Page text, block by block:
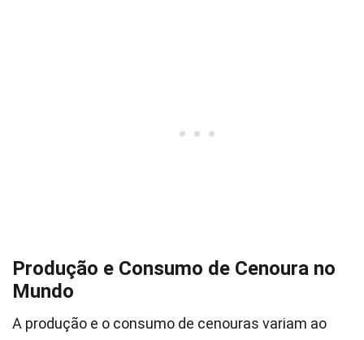
Produção e Consumo de Cenoura no
Mundo
A produção e o consumo de cenouras variam ao